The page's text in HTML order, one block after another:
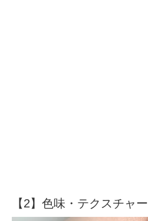
【2】色味・テクスチャー